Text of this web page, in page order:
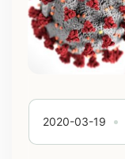
2020-03-19